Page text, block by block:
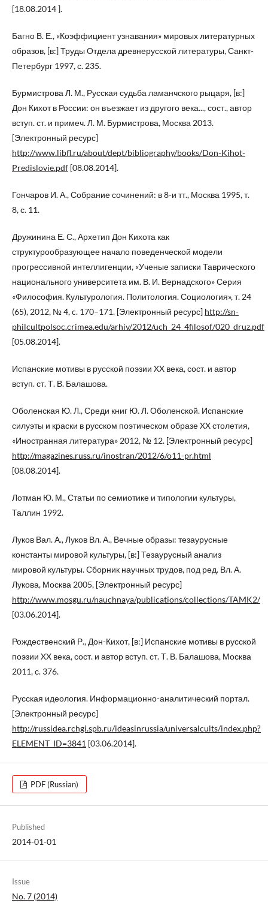
[18.08.2014 ].
Багно В. Е., «Коэффициент узнавания» мировых литературных
образов, [в:] Труды Отдела древнерусской литературы, Санкт-
Петербург 1997, с. 235.
Бурмистрова Л. М., Русская судьба ламанчского рыцаря, [в:]
Дон Кихот в России: он въезжает из другого века..., сост., автор
вступ. ст. и примеч. Л. М. Бурмистрова, Москва 2013.
[Электронный ресурс]
http://www.libfl.ru/about/dept/bibliography/books/Don-Kihot-
Predislovie.pdf [08.08.2014].
Гончаров И. А., Собрание сочинений: в 8-и тт., Москва 1995, т.
8, с. 11.
Дружинина Е. С., Архетип Дон Кихота как
структурообразующее начало поведенческой модели
прогрессивной интеллигенции, «Ученые записки Таврического
национального университета им. В. И. Вернадского» Серия
«Философия. Культурология. Политология. Социология», т. 24
(65), 2012, № 4, c. 170–171. [Электронный ресурс] http://sn-
philcultpolsoc.crimea.edu/arhiv/2012/uch_24_4filosof/020_druz.pdf
[05.08.2014].
Испанские мотивы в русской поэзии XX века, сост. и автор
вступ. ст. Т. В. Балашова.
Оболенская Ю. Л., Среди книг Ю. Л. Оболенской. Испанские
силуэты и краски в русском поэтическом образе XX столетия,
«Иностранная литература» 2012, № 12. [Электронный ресурс]
http://magazines.russ.ru/inostran/2012/6/o11-pr.html
[08.08.2014].
Лотман Ю. М., Статьи по семиотике и типологии культуры,
Таллин 1992.
Луков Вал. А., Луков Вл. А., Вечные образы: тезаурусные
константы мировой культуры, [в:] Тезаурусный анализ
мировой культуры. Сборник научных трудов, под ред. Вл. А.
Лукова, Москва 2005, [Электронный ресурс]
http://www.mosgu.ru/nauchnaya/publications/collections/TAMK2/
[03.06.2014].
Рождественский Р., Дон-Кихот, [в:] Испанские мотивы в русской
поэзии XX века, сост. и автор вступ. ст. Т. В. Балашова, Москва
2011, с. 376.
Русская идеология. Информационно-аналитический портал.
[Электронный ресурс]
http://russidea.rchgi.spb.ru/ideasinrussia/universalcults/index.php?
ELEMENT_ID=3841 [03.06.2014].
PDF (Russian)
Published
2014-01-01
Issue
No. 7 (2014)